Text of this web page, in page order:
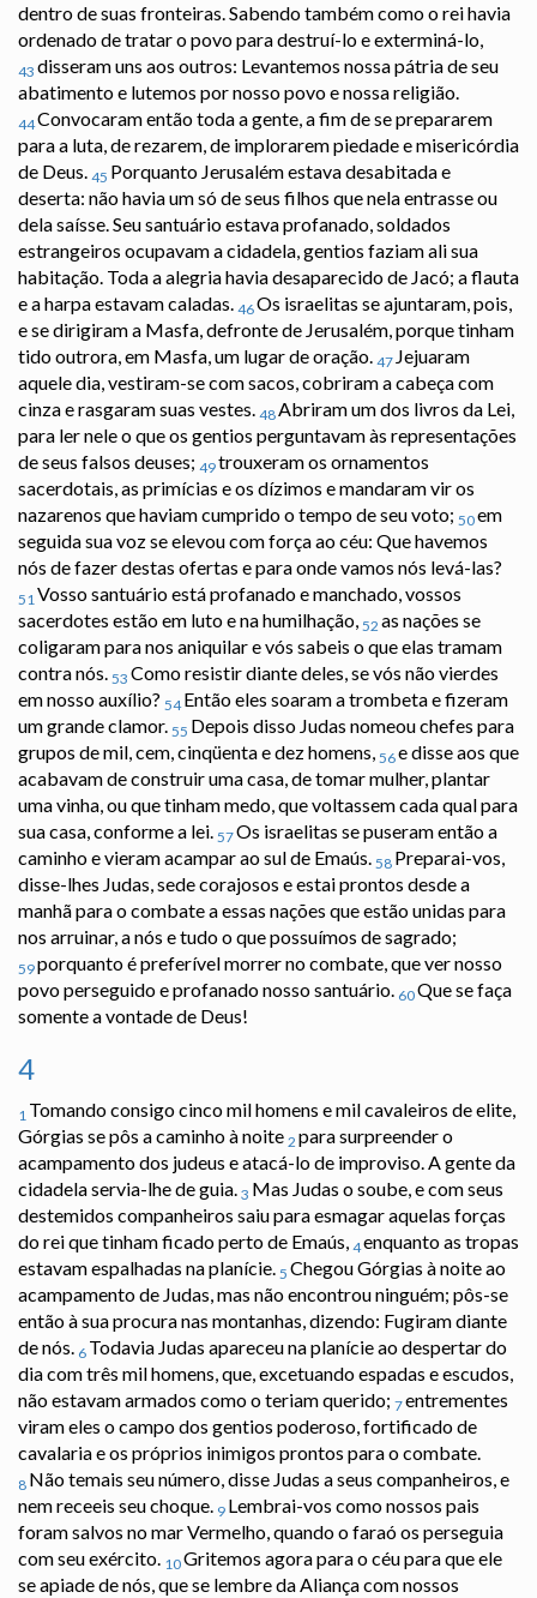
dentro de suas fronteiras. Sabendo também como o rei havia
ordenado de tratar o povo para destruí-lo e exterminá-lo,
43 disseram uns aos outros: Levantemos nossa pátria de seu
abatimento e lutemos por nosso povo e nossa religião.
44Convocaram então toda a gente, a fim de se prepararem
para a luta, de rezarem, de implorarem piedade e misericórdia
de Deus. 45 Porquanto Jerusalém estava desabitada e
deserta: não havia um só de seus filhos que nela entrasse ou
dela saísse. Seu santuário estava profanado, soldados
estrangeiros ocupavam a cidadela, gentios faziam ali sua
habitação. Toda a alegria havia desaparecido de Jacó; a flauta
e a harpa estavam caladas. 46Os israelitas se ajuntaram, pois,
e se dirigiram a Masfa, defronte de Jerusalém, porque tinham
tido outrora, em Masfa, um lugar de oração. 47 Jejuaram
aquele dia, vestiram-se com sacos, cobriram a cabeça com
cinza e rasgaram suas vestes. 48Abriram um dos livros da Lei,
para ler nele o que os gentios perguntavam às representações
de seus falsos deuses; 49trouxeram os ornamentos
sacerdotais, as primícias e os dízimos e mandaram vir os
nazarenos que haviam cumprido o tempo de seu voto; 50em
seguida sua voz se elevou com força ao céu: Que havemos
nós de fazer destas ofertas e para onde vamos nós levá-las?
51Vosso santuário está profanado e manchado, vossos
sacerdotes estão em luto e na humilhação, 52 as nações se
coligaram para nos aniquilar e vós sabeis o que elas tramam
contra nós. 53 Como resistir diante deles, se vós não vierdes
em nosso auxílio? 54 Então eles soaram a trombeta e fizeram
um grande clamor. 55 Depois disso Judas nomeou chefes para
grupos de mil, cem, cinqüenta e dez homens, 56e disse aos que
acabavam de construir uma casa, de tomar mulher, plantar
uma vinha, ou que tinham medo, que voltassem cada qual para
sua casa, conforme a lei. 57Os israelitas se puseram então a
caminho e vieram acampar ao sul de Emaús. 58 Preparai-vos,
disse-lhes Judas, sede corajosos e estai prontos desde a
manhã para o combate a essas nações que estão unidas para
nos arruinar, a nós e tudo o que possuímos de sagrado;
59porquanto é preferível morrer no combate, que ver nosso
povo perseguido e profanado nosso santuário. 60Que se faça
somente a vontade de Deus!
4
1 Tomando consigo cinco mil homens e mil cavaleiros de elite,
Górgias se pôs a caminho à noite 2 para surpreender o
acampamento dos judeus e atacá-lo de improviso. A gente da
cidadela servia-lhe de guia. 3 Mas Judas o soube, e com seus
destemidos companheiros saiu para esmagar aquelas forças
do rei que tinham ficado perto de Emaús, 4enquanto as tropas
estavam espalhadas na planície. 5 Chegou Górgias à noite ao
acampamento de Judas, mas não encontrou ninguém; pôs-se
então à sua procura nas montanhas, dizendo: Fugiram diante
de nós. 6 Todavia Judas apareceu na planície ao despertar do
dia com três mil homens, que, excetuando espadas e escudos,
não estavam armados como o teriam querido; 7entrementes
viram eles o campo dos gentios poderoso, fortificado de
cavalaria e os próprios inimigos prontos para o combate.
8 Não temais seu número, disse Judas a seus companheiros, e
nem receeis seu choque. 9 Lembrai-vos como nossos pais
foram salvos no mar Vermelho, quando o faraó os perseguia
com seu exército. 10Gritemos agora para o céu para que ele
se apiade de nós, que se lembre da Aliança com nossos